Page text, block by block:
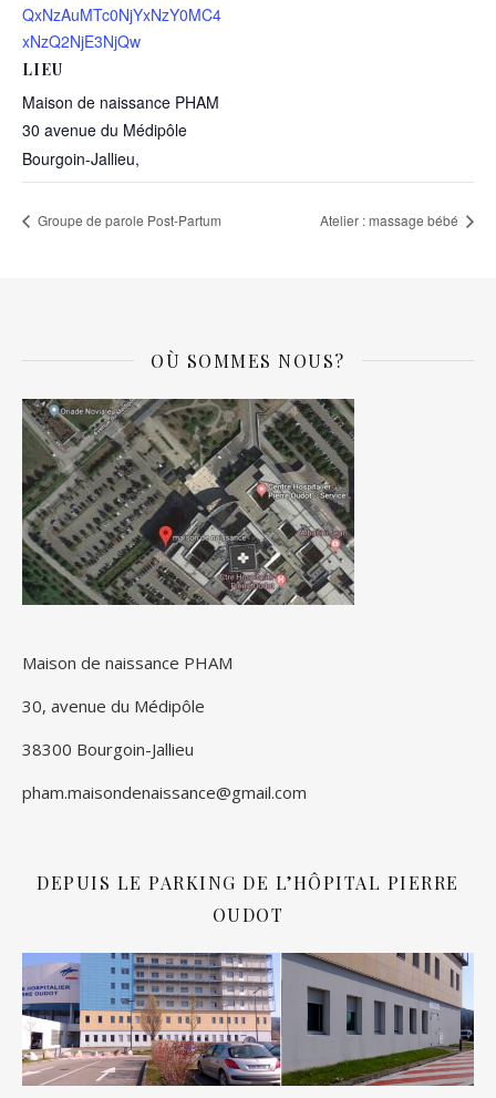
QxNzAuMTc0NjYxNzY0MC4
xNzQ2NjE3NjQw
LIEU
Maison de naissance PHAM
30 avenue du Médipôle
Bourgoin-Jallieu,
Groupe de parole Post-Partum Atelier : massage bébé
OÙ SOMMES NOUS?
Maison de naissance PHAM
30, avenue du Médipôle
38300 Bourgoin-Jallieu
pham.maisondenaissance@gmail.com
DEPUIS LE PARKING DE L’HÔPITAL PIERRE
OUDOT